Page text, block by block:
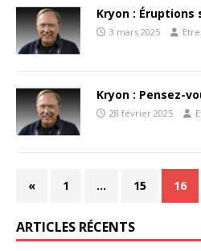
Kryon : Éruptions
3 mars 2025
Kryon : Pensez-
28 février 2025
« 1 … 15 16
ARTICLES RÉCENTS